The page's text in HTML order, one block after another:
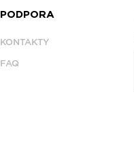
PODPORA
KONTAKTY
FAQ